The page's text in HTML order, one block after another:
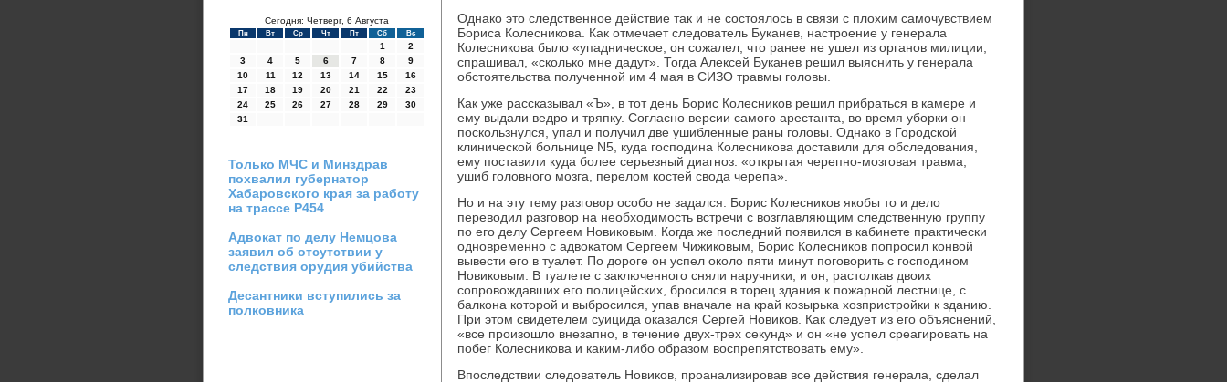
Сегодня: Четверг, 6 Августа
Пн Вт Ср Чт Пт Сб Вс
1
2
3
4 5 6 7 8
9
10
11 12 13 14 15
16
17
18 19 20 21 22
23
24
25 26 27 28 29
30
31
Только МЧС и Минздрав
похвалил губернатор
Хабаровского края за работу
на трассе Р454
Адвокат по делу Немцова
заявил об отсутствии у
следствия орудия убийства
Десантники вступились за
полковника
Однако это следственное действие так и не состоялось в связи с плохим самочувствием
Бориса Колесникова. Как отмечает следователь Буканев, настроение у генерала
Колесникова было «упадническое, он сожалел, что ранее не ушел из органов милиции,
спрашивал, «сколько мне дадут». Тогда Алексей Буканев решил выяснить у генерала
обстоятельства полученной им 4 мая в СИЗО травмы головы.
Как уже рассказывал «Ъ», в тот день Борис Колесников решил прибраться в камере и
ему выдали ведро и тряпку. Согласно версии самого арестанта, во время уборки он
поскользнулся, упал и получил две ушибленные раны головы. Однако в Городской
клинической больнице N5, куда господина Колесникова доставили для обследования,
ему поставили куда более серьезный диагноз: «открытая черепно-мозговая травма,
ушиб головного мозга, перелом костей свода черепа».
Но и на эту тему разговор особо не задался. Борис Колесников якобы то и дело
переводил разговор на необходимость встречи с возглавляющим следственную группу
по его делу Сергеем Новиковым. Когда же последний появился в кабинете практически
одновременно с адвокатом Сергеем Чижиковым, Борис Колесников попросил конвой
вывести его в туалет. По дороге он успел около пяти минут поговорить с господином
Новиковым. В туалете с заключенного сняли наручники, и он, растолкав двоих
сопровождавших его полицейских, бросился в торец здания к пожарной лестнице, с
балкона которой и выбросился, упав вначале на край козырька хозпристройки к зданию.
При этом свидетелем суицида оказался Сергей Новиков. Как следует из его объяснений,
«все произошло внезапно, в течение двух-трех секунд» и он «не успел среагировать на
побег Колесникова и каким-либо образом воспрепятствовать ему».
Впоследствии следователь Новиков, проанализировав все действия генерала, сделал